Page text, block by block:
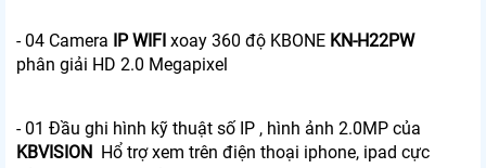
- 04 Camera IP WIFI xoay 360 độ KBONE KN-H22PW
phân giải HD 2.0 Megapixel
- 01 Đầu ghi hình kỹ thuật số IP , hình ảnh 2.0MP của
KBVISION Hổ trợ xem trên điện thoại iphone, ipad cực